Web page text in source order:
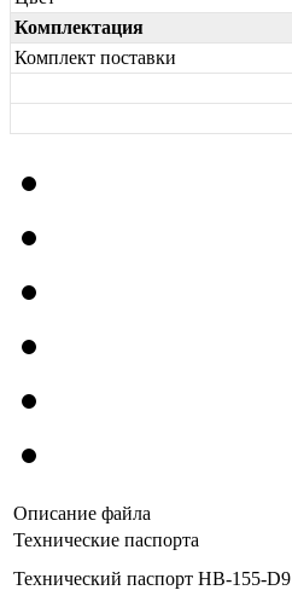
Комплектация
Комплект поставки
Описание файла
Технические паспорта
Технический паспорт HB-155-D9